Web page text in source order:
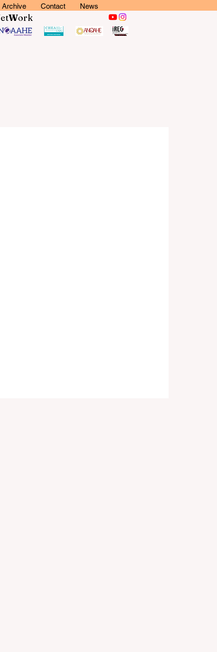
Archive Contact News
etWork